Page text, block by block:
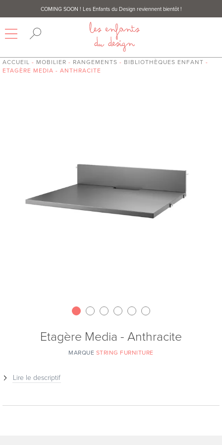
COMING SOON ! Les Enfants du Design reviennent bientôt !
ACCUEIL - MOBILIER - RANGEMENTS - BIBLIOTHÈQUES ENFANT -
ETAGÈRE MEDIA - ANTHRACITE
Etagère Media - Anthracite
MARQUE STRING FURNITURE
Lire le descriptif